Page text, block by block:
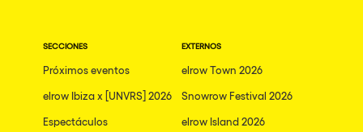
SECCIONES
Próximos eventos
elrow Ibiza x [UNVRS] 2026
Espectáculos
EXTERNOS
elrow Town 2026
Snowrow Festival 2026
elrow Island 2026